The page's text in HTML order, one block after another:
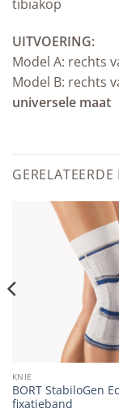
tibiakop
UITVOERING:
Model A: rechts
Model B: rechts
universele maat
KNIE
BORT StabiloGen
fixatieband